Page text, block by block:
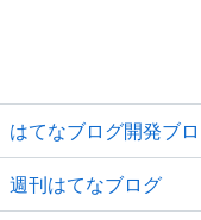
はてなブログ開発ブ
週刊はてなブログ